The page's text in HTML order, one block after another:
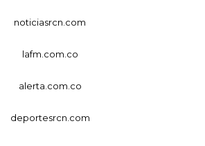
noticiasrcn.com
lafm.com.co
alerta.com.co
deportesrcn.com